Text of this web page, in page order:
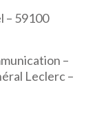
– 59100
–
Leclerc –